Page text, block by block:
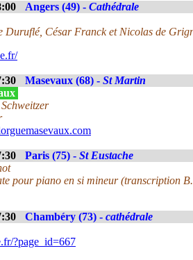
Angers (49) - Cathédrale
Duruflé, César Franck et Nicolas de
Masevaux (68) - St Martin
Paris (75) - St Eustache
pour piano en si mineur (transcription
Chambéry (73) - cathédrale
?page_id=667